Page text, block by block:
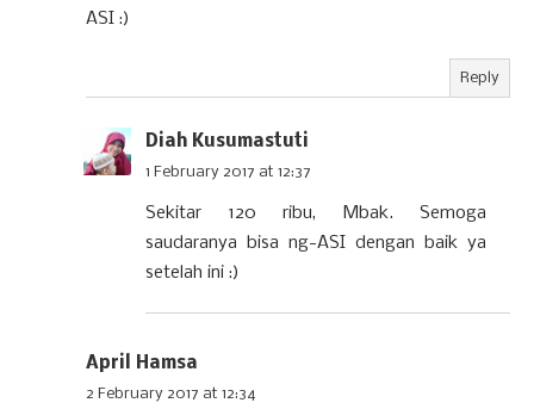
ASI :)
Reply
Diah Kusumastuti
1 February 2017 at 12:37
Sekitar 120 ribu, Mbak. Semoga
saudaranya bisa ng-ASI dengan baik ya
setelah ini :)
April Hamsa
2 February 2017 at 12:34